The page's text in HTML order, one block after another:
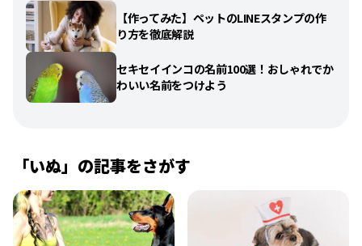
【作ってみた】ペットのLINEスタンプの作
り方を徹底解説
セキセイインコの名前100選！おしゃれでか
わいい名前をつけよう
「いぬ」の記事をさがす